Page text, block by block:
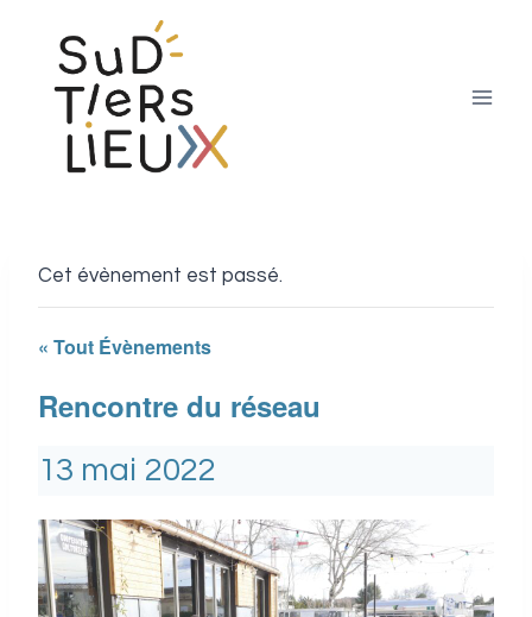
contenu
Cet évènement est passé.
« Tout Évènements
Rencontre du réseau
13 mai 2022